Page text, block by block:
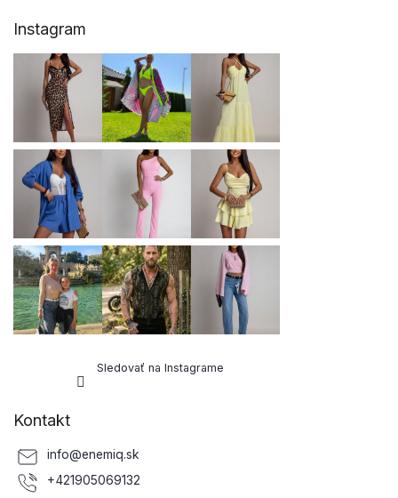
Instagram
Sledovať na Instagrame
Kontakt
info@enemiq.sk
+421905069132